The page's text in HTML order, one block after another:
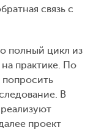
связь с
полный цикл из
на практике. По
В
проект